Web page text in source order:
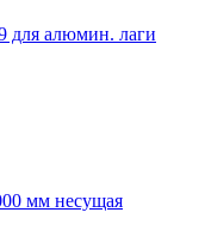
алюмин. лаги
мм несущая